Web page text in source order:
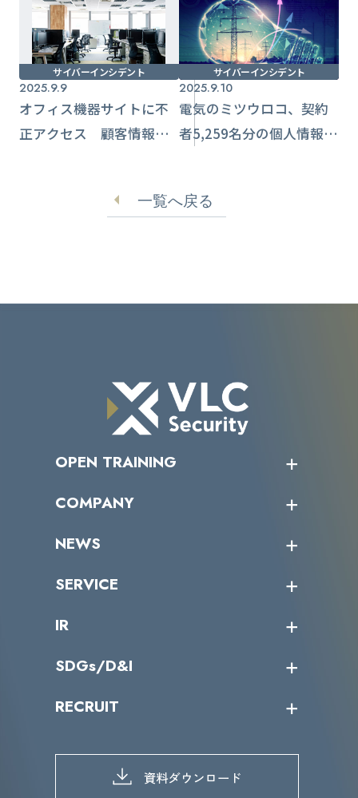
サイバーインシデント
2025.9.9
オフィス機器サイトに不
正アクセス 顧客情報流
サイバーインシデント
2025.9.10
電気のミツウロコ、契約
者5,259名分の個人情報流
一覧へ戻る
OPEN TRAINING
受講者の声
COMPANY
トップメッセージ
ミッション／ビジョン
パートナー企業一覧
NEWS
サイバーニュース
SERVICE
カテゴリー別サービス一覧
IR
IRカレンダー
IRライブラリー
よくあるご質問
SDGs/D&I
当グループのマテリアリティ
SDGs推進体制
D&Iの取り組み
RECRUIT
募集職種一覧
メッセージ
メンバーインタビュー
資料ダウンロード